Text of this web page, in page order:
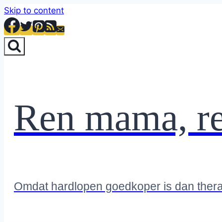
Skip to content
Ren mama,
Omdat hardlopen goedkoper is dan